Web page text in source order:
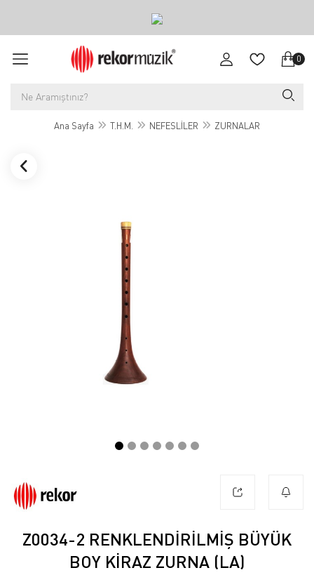
0
Ana Sayfa T.H.M. NEFESLİLER ZURNALAR
Z0034-2 RENKLENDIRILMIŞ BÜYÜK
BOY KIRAZ ZURNA (LA)